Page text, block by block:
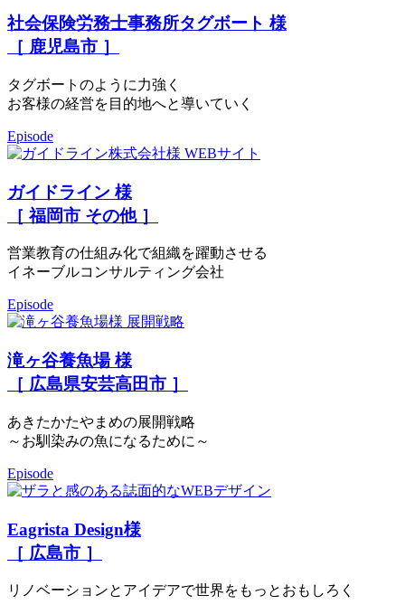
社会保険労務士事務所タグボート 様
［ 鹿児島市 ］
タグボートのように力強く
お客様の経営を目的地へと導いていく
Episode
ガイドライン 様
［ 福岡市 その他 ］
営業教育の仕組み化で組織を躍動させる
イネーブルコンサルティング会社
Episode
滝ヶ谷養魚場 様
［ 広島県安芸高田市 ］
あきたかたやまめの展開戦略
～お馴染みの魚になるために～
Episode
Eagrista Design様
［ 広島市 ］
リノベーションとアイデアで世界をもっとおもしろく